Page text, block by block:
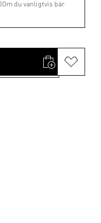
(Om du vanligtvis bär